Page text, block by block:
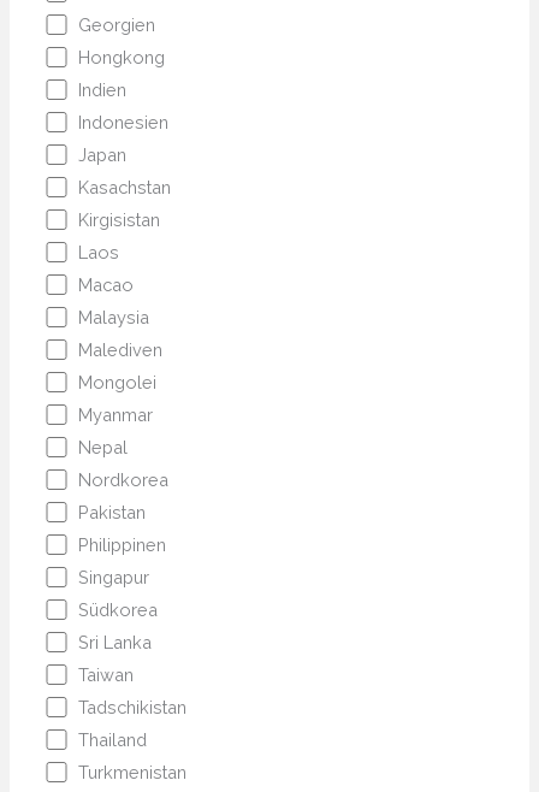
Georgien
Hongkong
Indien
Indonesien
Japan
Kasachstan
Kirgisistan
Laos
Macao
Malaysia
Malediven
Mongolei
Myanmar
Nepal
Nordkorea
Pakistan
Philippinen
Singapur
Südkorea
Sri Lanka
Taiwan
Tadschikistan
Thailand
Turkmenistan